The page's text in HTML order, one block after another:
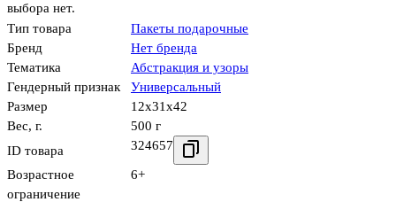
выбора нет.
Тип товара
Пакеты подарочные
Бренд
Нет бренда
Тематика
Абстракция и узоры
Гендерный признак
Универсальный
Размер
12x31x42
Вес, г.
500 г
ID товара
324657
Возрастное
ограничение
6+